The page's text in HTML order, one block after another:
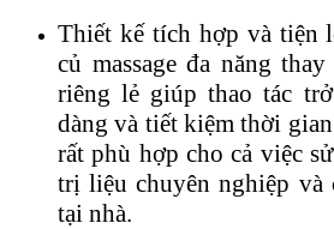
Thiết kế tích hợp và tiện
củ massage đa năng
riêng lẻ giúp thao tác
dàng và tiết kiệm thời
rất phù hợp cho cả việc
trị liệu chuyên nghiệp và
tại nhà.